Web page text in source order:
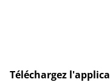
Téléchargez